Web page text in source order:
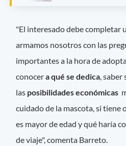
"El interesado debe completar
armamos nosotros con las
importantes a la hora de
conocera qué se dedica ,
las posibilidades económicas
cuidado de la mascota, si tiene
es mayor de edad y qué haría
de viaje", comenta Barreto.